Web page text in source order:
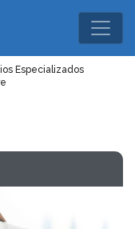
Especializados